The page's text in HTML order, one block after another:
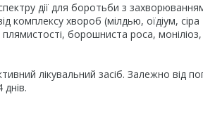
дії для боротьби з
комплексу хвороб (мілдью, оїдіум, сіра
борошниста роса, моніліоз,
лікувальний засіб. Залежно від